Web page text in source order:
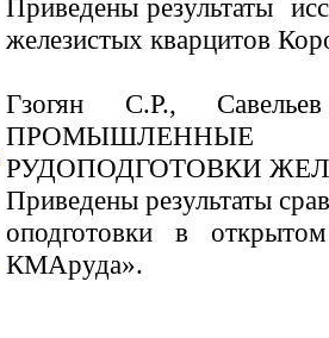
Приведены результаты
железистых кварцитов
Гзогян С.Р.,
РУДОПОДГОТОВКИ
Приведены результаты
оподготовки в
КМАруда».